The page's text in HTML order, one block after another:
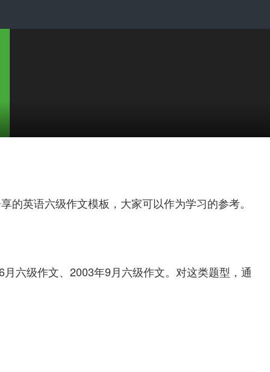
英语六级作文模板，大家可以作为学习的参考。
六级作文、2003年9月六级作文。对这类题型，通